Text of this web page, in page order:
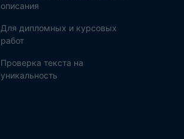
описания
Для дипломных и курсовых
работ
Проверка текста на
уникальность